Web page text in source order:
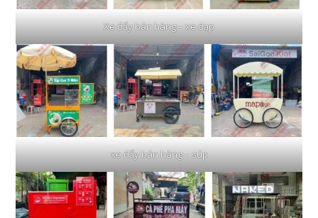
Xe đẩy bán hàng – xe đạp
xe đẩy bán hàng – súp